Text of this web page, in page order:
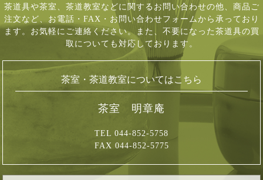
茶道具や茶室、茶道教室などに関するお問い合わせの他、商品ご
注文など、 お電話・FAX・お問い合わせフォームから承っており
ます。お気軽にご連絡ください。 また、不要になった茶道具の買
取についても対応しております。
茶室・茶道教室についてはこちら
茶室 明章庵
TEL 044-852-5758
FAX 044-852-5775